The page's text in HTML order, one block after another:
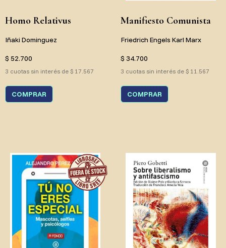
Homo Relativus
Iñaki Dominguez
$ 52.700
3 cuotas sin interés de $ 17.567
COMPRAR
Manifiesto Comunista
Friedrich Engels Karl Marx
$ 34.700
3 cuotas sin interés de $ 11.567
COMPRAR